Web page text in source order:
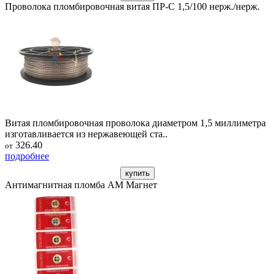
Проволока пломбировочная витая ПР-С 1,5/100 нерж./нерж.
Витая пломбировочная проволока диаметром 1,5 миллиметра
изготавливается из нержавеющей ста..
от 326.40
подробнее
купить
Антимагнитная пломба АМ Магнет